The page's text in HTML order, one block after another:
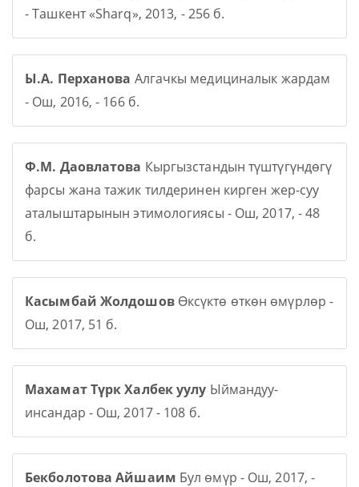
- Ташкент «Sharq», 2013, - 256 б.
Ы.А. Перханова Алгачкы медициналык жардам
- Ош, 2016, - 166 б.
Ф.М. Даовлатова Кыргызстандын түштүгүндөгү
фарсы жана тажик тилдеринен кирген жер-суу
аталыштарынын этимологиясы - Ош, 2017, - 48
б.
Касымбай Жолдошов Өксүктө өткөн өмүрлөр -
Ош, 2017, 51 б.
Махамат Түрк Халбек уулу Ыймандуу-
инсандар - Ош, 2017 - 108 б.
Бекболотова Айшаим Бул өмүр - Ош, 2017, -